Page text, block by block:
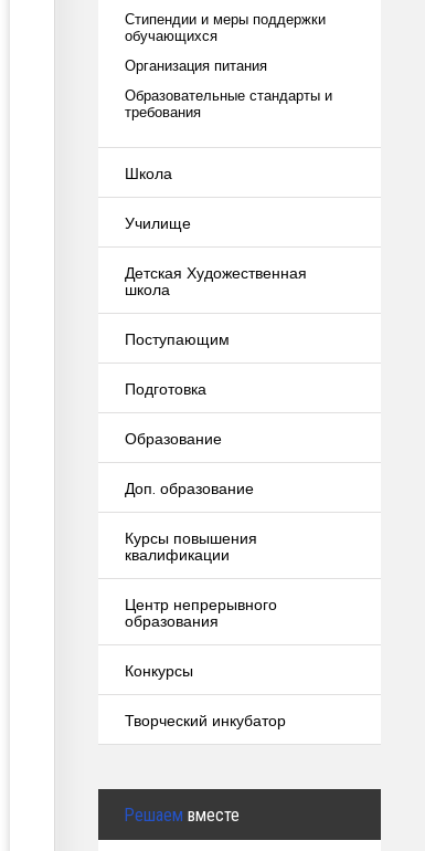
Стипендии и меры поддержки
обучающихся
Организация питания
Образовательные стандарты и
требования
Школа
Училище
Детская Художественная
школа
Поступающим
Подготовка
Образование
Доп. образование
Курсы повышения
квалификации
Центр непрерывного
образования
Конкурсы
Творческий инкубатор
Решаем вместе